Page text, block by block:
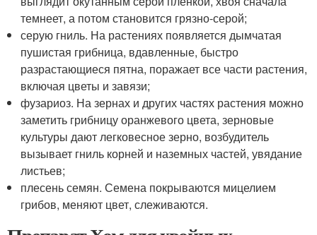
темнеет, а потом становится грязно-серой;
серую гниль. На растениях появляется дымчатая
пушистая грибница, вдавленные, быстро
разрастающиеся пятна, поражает все части растения,
включая цветы и завязи;
фузариоз. На зернах и других частях растения можно
заметить грибницу оранжевого цвета, зерновые
культуры дают легковесное зерно, возбудитель
вызывает гниль корней и наземных частей, увядание
листьев;
плесень семян. Семена покрываются мицелием
грибов, меняют цвет, слеживаются.